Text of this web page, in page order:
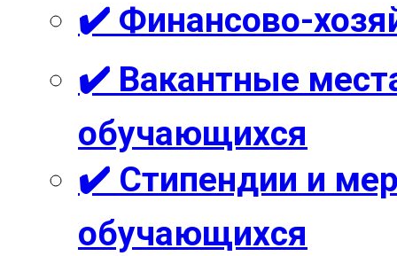
✔️ Финансово-
✔️ Вакантные
обучающихся
✔️ Стипендии и
обучающихся